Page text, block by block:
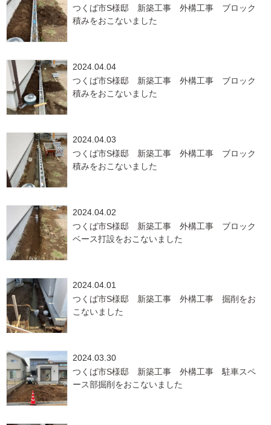
つくば市S様邸 新築工事 外構工事 ブロック
積みをおこないました
2024.04.04
つくば市S様邸 新築工事 外構工事 ブロック
積みをおこないました
2024.04.03
つくば市S様邸 新築工事 外構工事 ブロック
積みをおこないました
2024.04.02
つくば市S様邸 新築工事 外構工事 ブロック
ベース打設をおこないました
2024.04.01
つくば市S様邸 新築工事 外構工事 掘削をお
こないました
2024.03.30
つくば市S様邸 新築工事 外構工事 駐車スペ
ース部掘削をおこないました